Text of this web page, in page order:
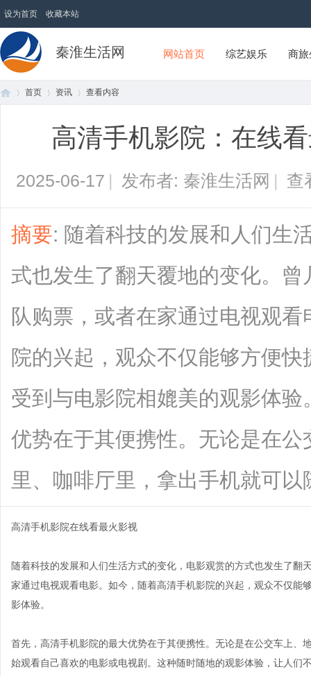
设为首页 收藏本站
秦淮生活网 网站首页 综艺娱乐 商
首页 资讯
›
查看内容
高清手机影院：在线
2025-06-17 | 发布者: 秦淮生活网 | 查
摘要: 随着科技的发展和人们生
式也发生了翻天覆地的变化。
队购票，或者在家通过电视观
院的兴起，观众不仅能够方便
受到与电影院相媲美的观影体
优势在于其便携性。无论是在
里、咖啡厅里，拿出手机就可
高清手机影院在线看最火影视
随着科技的发展和人们生活方式的变化，电影观赏的方式也发生了
家通过电视观看电影。如今，随着高清手机影院的兴起，观众不仅能
影体验。
首先，高清手机影院的最大优势在于其便携性。无论是在公交车上、
始观看自己喜欢的电影或电视剧。这种随时随地的观影体验，让人们